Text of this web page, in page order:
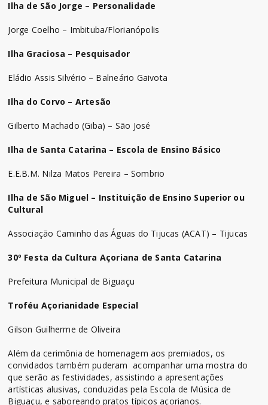
Ilha de São Jorge – Personalidade
Jorge Coelho – Imbituba/Florianópolis
Ilha Graciosa – Pesquisador
Eládio Assis Silvério – Balneário Gaivota
Ilha do Corvo – Artesão
Gilberto Machado (Giba) – São José
Ilha de Santa Catarina – Escola de Ensino Básico
E.E.B.M. Nilza Matos Pereira – Sombrio
Ilha de São Miguel – Instituição de Ensino Superior ou
Cultural
Associação Caminho das Águas do Tijucas (ACAT) – Tijucas
30º Festa da Cultura Açoriana de Santa Catarina
Prefeitura Municipal de Biguaçu
Troféu Açorianidade Especial
Gilson Guilherme de Oliveira
Além da cerimônia de homenagem aos premiados, os
convidados também puderam acompanhar uma mostra do
que serão as festividades, assistindo a apresentações
artísticas alusivas, conduzidas pela Escola de Música de
Biguaçu, e saboreando pratos típicos açorianos.